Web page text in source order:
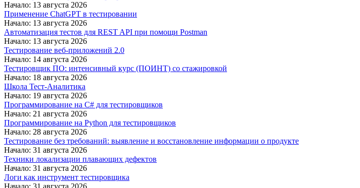
Начало: 13 августа 2026
Применение ChatGPT в тестировании
Начало: 13 августа 2026
Автоматизация тестов для REST API при помощи Postman
Начало: 13 августа 2026
Тестирование веб-приложений 2.0
Начало: 14 августа 2026
Тестировщик ПО: интенсивный курс (ПОИНТ) со стажировкой
Начало: 18 августа 2026
Школа Тест-Аналитика
Начало: 19 августа 2026
Программирование на C# для тестировщиков
Начало: 21 августа 2026
Программирование на Python для тестировщиков
Начало: 28 августа 2026
Тестирование без требований: выявление и восстановление информации о продукте
Начало: 31 августа 2026
Техники локализации плавающих дефектов
Начало: 31 августа 2026
Логи как инструмент тестировщика
Начало: 31 августа 2026